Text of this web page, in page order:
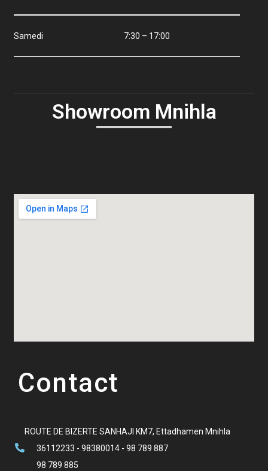
Samedi 7:30 – 17:00
Showroom Mnihla
Contact
ROUTE DE BIZERTE SANHAJI KM7, Ettadhamen Mnihla
36112233 - 98380014 - 98 789 887
98 789 885